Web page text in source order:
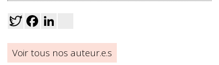
TwitterFacebook
Voir tous nos auteur.e.s